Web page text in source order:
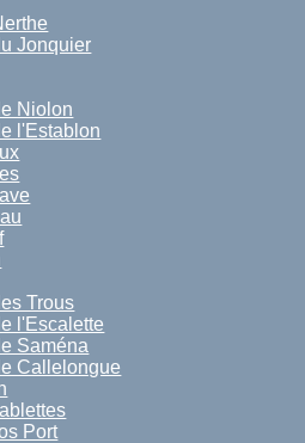
Jonquier
Niolon
l'Establon
Trous
l'Escalette
Saména
Callelongue
Port